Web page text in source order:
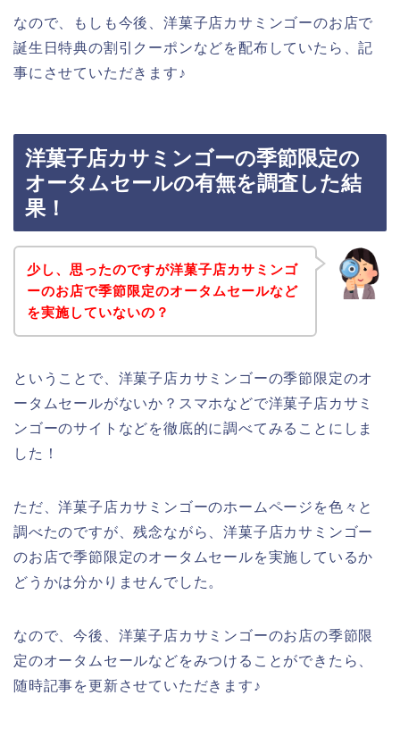
なので、もしも今後、洋菓子店カサミンゴーのお店で
誕生日特典の割引クーポンなどを配布していたら、記
事にさせていただきます♪
洋菓子店カサミンゴーの季節限定の
オータムセールの有無を調査した結
果！
少し、思ったのですが洋菓子店カサミンゴ
ーのお店で季節限定のオータムセールなど
を実施していないの？
ということで、洋菓子店カサミンゴーの季節限定のオ
ータムセールがないか？スマホなどで洋菓子店カサミ
ンゴーのサイトなどを徹底的に調べてみることにしま
した！
ただ、洋菓子店カサミンゴーのホームページを色々と
調べたのですが、残念ながら、洋菓子店カサミンゴー
のお店で季節限定のオータムセールを実施しているか
どうかは分かりませんでした。
なので、今後、洋菓子店カサミンゴーのお店の季節限
定のオータムセールなどをみつけることができたら、
随時記事を更新させていただきます♪